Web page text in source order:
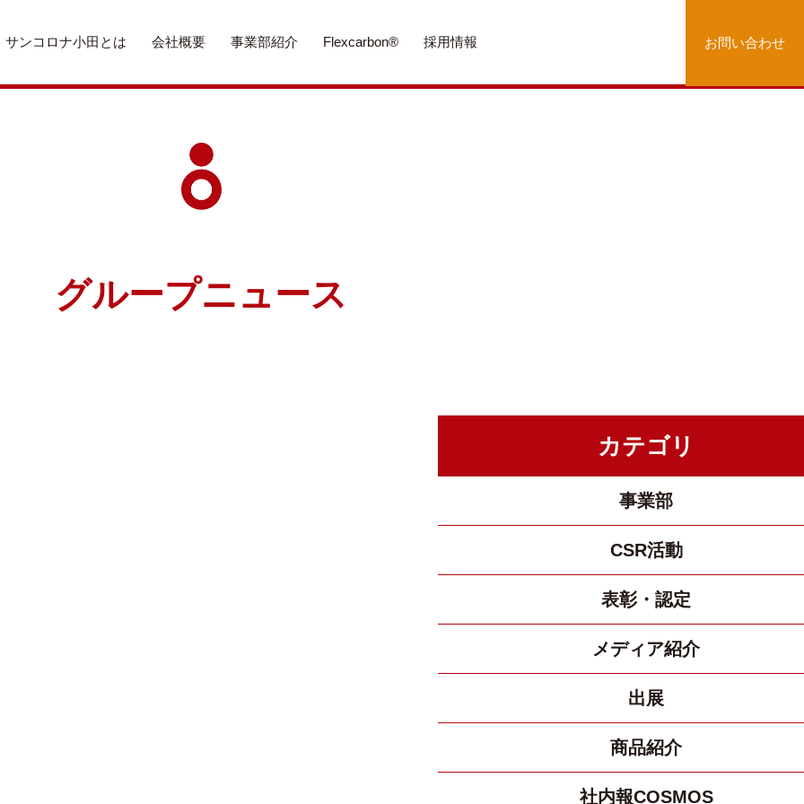
サンコロナ小田とは 会社概要 事業部紹介 Flexcarbon® 採用情報 お問い合わせ
グループニュース
カテゴリ
事業部
CSR活動
表彰・認定
メディア紹介
出展
商品紹介
社内報COSMOS